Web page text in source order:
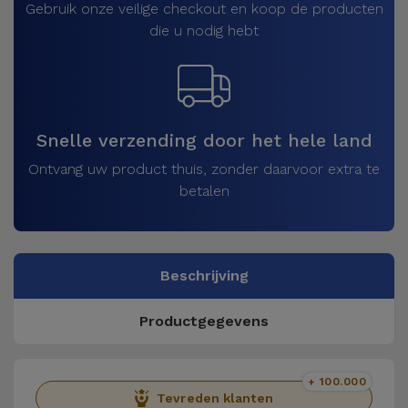
Gebruik onze veilige checkout en koop de producten
die u nodig hebt
Snelle verzending door het hele land
Ontvang uw product thuis, zonder daarvoor extra te
betalen
Beschrijving
Productgegevens
Tevreden klanten
+ 100.000